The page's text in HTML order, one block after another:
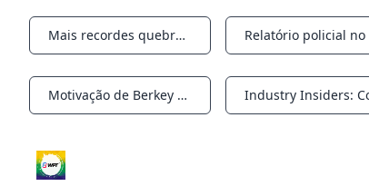
Notifications Mais recordes quebrados? Novos eventos? O que poderia estar na programação do WSOP 2024? Notifications
Notifications Motivação de Berkey Diss? Jonathan Little ganha o título da PokerGO Cup; Negreanu se alegra Notifications